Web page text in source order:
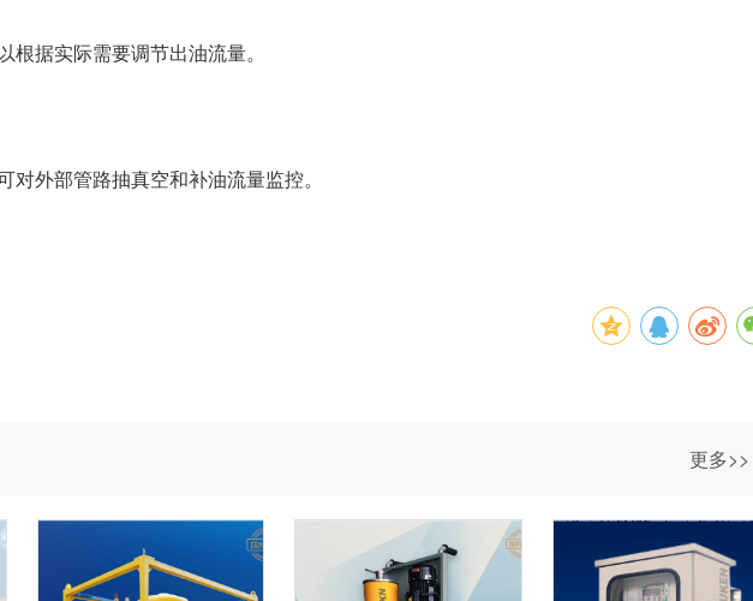
据实际需要调节出油流量。
外部管路抽真空和补油流量监控。
更多>>